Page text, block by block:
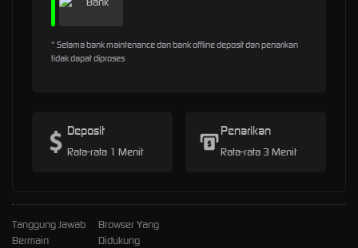
* Selama bank maintenance dan bank offline deposit dan penarikan
tidak dapat diproses
Deposit
Rata-rata 1 Menit
Penarikan
Rata-rata 3 Menit
Tanggung Jawab
Bermain
Browser Yang
Didukung